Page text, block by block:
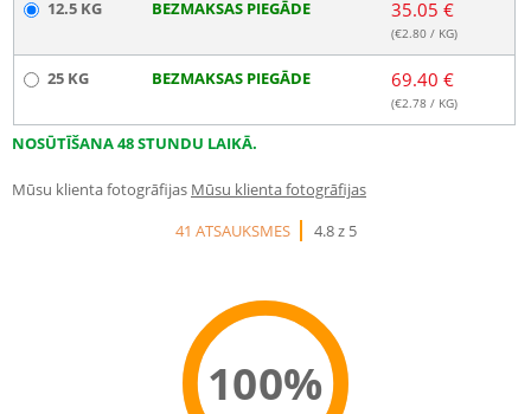
12.5 KG BEZMAKSAS PIEGĀDE 35.05 €
(€2.80 / KG)
25 KG BEZMAKSAS PIEGĀDE 69.40 €
(€2.78 / KG)
NOSŪTĪŠANA 48 STUNDU LAIKĀ.
Mūsu klienta fotogrāfijas Mūsu klienta fotogrāfijas
41 ATSAUKSMES
4.8 z 5
100%